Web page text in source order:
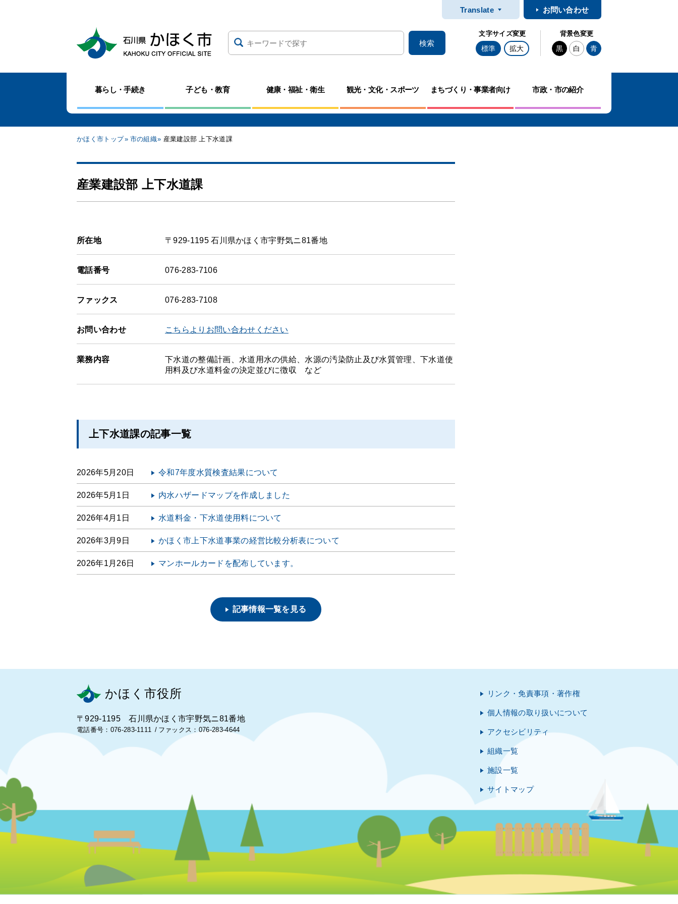
Translate
お問い合わせ
検索
文字サイズ変更
標準 拡大
背景色変更
黒 白 青
暮らし・手続き 子ども・教育 健康・福祉・衛生 観光・文化・スポーツ まちづくり・事業者向け 市政・市の紹介
かほく市トップ 市の組織 産業建設部 上下水道課
産業建設部 上下水道課
所在地 〒929-1195 石川県かほく市宇野気ニ81番地
電話番号 076-283-7106
ファックス 076-283-7108
お問い合わせ こちらよりお問い合わせください
業務内容
下水道の整備計画、水道用水の供給、水源の汚染防止及び水質管理、下水道使
用料及び水道料金の決定並びに徴収 など
上下水道課の記事一覧
2026年5月20日 令和7年度水質検査結果について
2026年5月1日 内水ハザードマップを作成しました
2026年4月1日 水道料金・下水道使用料について
2026年3月9日 かほく市上下水道事業の経営比較分析表について
2026年1月26日 マンホールカードを配布しています。
記事情報一覧を見る
かほく市役所
〒929-1195 石川県かほく市宇野気ニ81番地
電話番号：076-283-1111 ファックス：076-283-4644
リンク・免責事項・著作権
個人情報の取り扱いについて
アクセシビリティ
組織一覧
施設一覧
サイトマップ